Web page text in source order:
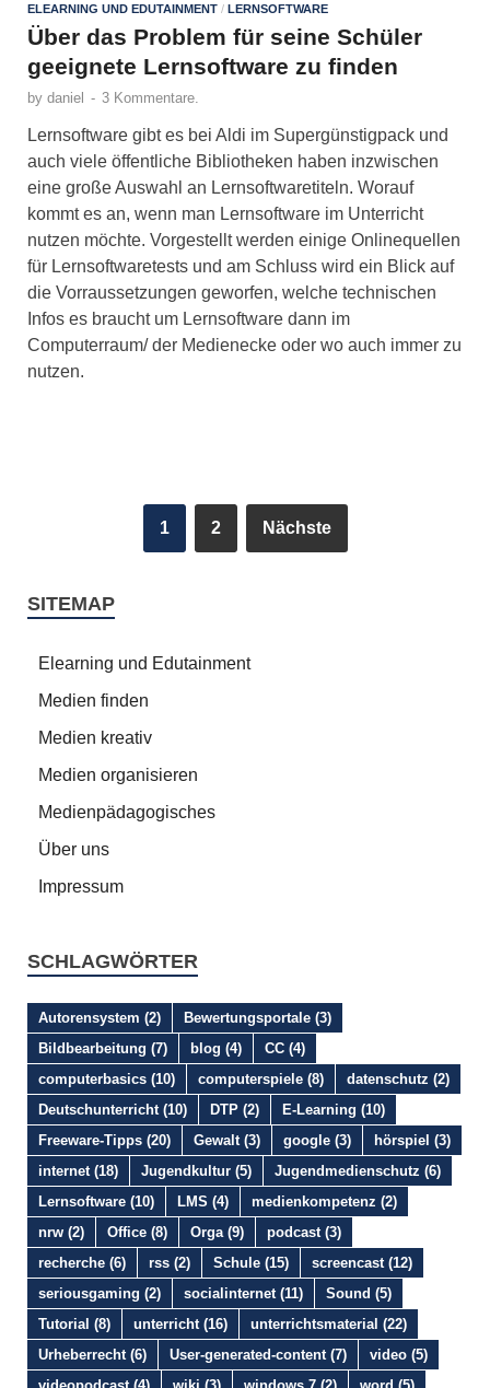
ELEARNING UND EDUTAINMENT / LERNSOFTWARE
Über das Problem für seine Schüler
geeignete Lernsoftware zu finden
by daniel - 3 Kommentare.
Lernsoftware gibt es bei Aldi im Supergünstigpack und
auch viele öffentliche Bibliotheken haben inzwischen
eine große Auswahl an Lernsoftwaretiteln. Worauf
kommt es an, wenn man Lernsoftware im Unterricht
nutzen möchte. Vorgestellt werden einige Onlinequellen
für Lernsoftwaretests und am Schluss wird ein Blick auf
die Vorraussetzungen geworfen, welche technischen
Infos es braucht um Lernsoftware dann im
Computerraum/ der Medienecke oder wo auch immer zu
nutzen.
1 2 Nächste
SITEMAP
Elearning und Edutainment
Medien finden
Medien kreativ
Medien organisieren
Medienpädagogisches
Über uns
Impressum
SCHLAGWÖRTER
Autorensystem (2) Bewertungsportale (3)
Bildbearbeitung (7) blog (4) CC (4)
computerbasics (10) computerspiele (8) datenschutz (2)
Deutschunterricht (10) DTP (2) E-Learning (10)
Freeware-Tipps (20) Gewalt (3) google (3) hörspiel (3)
internet (18) Jugendkultur (5) Jugendmedienschutz (6)
Lernsoftware (10) LMS (4) medienkompetenz (2)
nrw (2) Office (8) Orga (9) podcast (3)
recherche (6) rss (2) Schule (15) screencast (12)
seriousgaming (2) socialinternet (11) Sound (5)
Tutorial (8) unterricht (16) unterrichtsmaterial (22)
Urheberrecht (6) User-generated-content (7) video (5)